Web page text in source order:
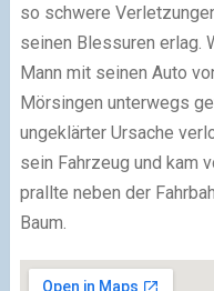
so schwere
seinen Blessuren erlag.
Mann mit seinen Auto
Mörsingen unterwegs
ungeklärter Ursache
sein Fahrzeug und kam
prallte neben der
Baum.